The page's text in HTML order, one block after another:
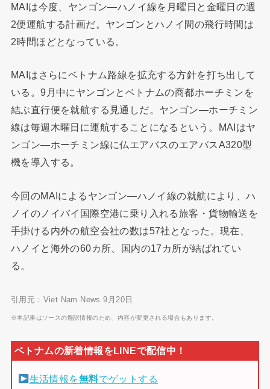
MAIは今度、ヤンゴン―ハノイ線を月曜日と金曜日の週
2便運航する計画だ。ヤンゴンとハノイ間の飛行時間は
2時間ほどとなっている。
MAIはさらにベトナム路線を拡充する方針を打ち出して
いる。9月中にヤンゴンとベトナムの商都ホーチミンを
結ぶ直行便を就航する見通しだ。ヤンゴン―ホーチミン
線は毎週木曜日に運航することになるという。MAIはヤ
ンゴン―ホーチミン線に仏エアバスのエアバスA320型
機を導入する。
今回のMAIによるヤンゴン―ハノイ線の就航により、ハ
ノイのノイバイ国際空港に乗り入れる旅客・貨物輸送を
手掛ける内外の航空会社の数は57社となった。現在、
ハノイと海外の60カ所、国内の17カ所が結ばれてい
る。
引用元：Viet Nam News 9月20日
※本記事はソースの翻訳情報のため、内容が変更される場合もあります。
生活情報を無料でゲットする